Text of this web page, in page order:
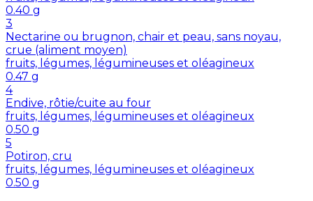
0.40 g
3
Nectarine ou brugnon, chair et peau, sans noyau,
crue (aliment moyen)
fruits, légumes, légumineuses et oléagineux
0.47 g
4
Endive, rôtie/cuite au four
fruits, légumes, légumineuses et oléagineux
0.50 g
5
Potiron, cru
fruits, légumes, légumineuses et oléagineux
0.50 g